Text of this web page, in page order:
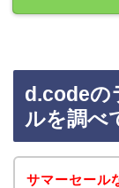
d.codeの
ルを調べ
サマーセール